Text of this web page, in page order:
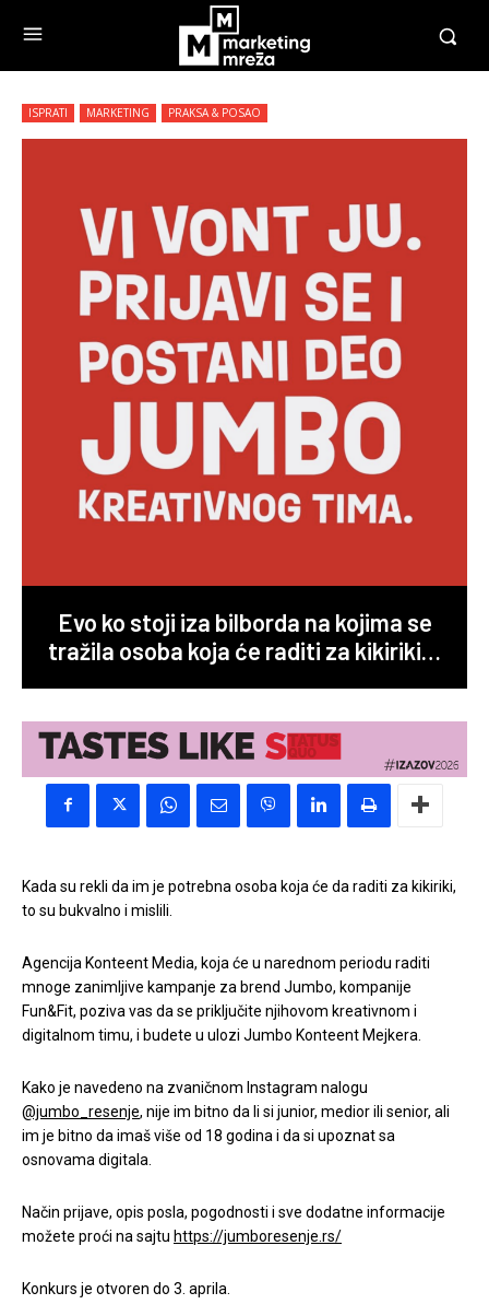
ISPRATI MARKETING PRAKSA & POSAO
Evo ko stoji iza bilborda na kojima se
tražila osoba koja će raditi za kikiriki…
Kada su rekli da im je potrebna osoba koja će da raditi za kikiriki,
to su bukvalno i mislili.
Agencija Konteent Media, koja će u narednom periodu raditi
mnoge zanimljive kampanje za brend Jumbo, kompanije
Fun&Fit, poziva vas da se priključite njihovom kreativnom i
digitalnom timu, i budete u ulozi Jumbo Konteent Mejkera.
Kako je navedeno na zvaničnom Instagram nalogu
@jumbo_resenje, nije im bitno da li si junior, medior ili senior, ali
im je bitno da imaš više od 18 godina i da si upoznat sa
osnovama digitala.
Način prijave, opis posla, pogodnosti i sve dodatne informacije
možete proći na sajtu https://jumboresenje.rs/
Konkurs je otvoren do 3. aprila.